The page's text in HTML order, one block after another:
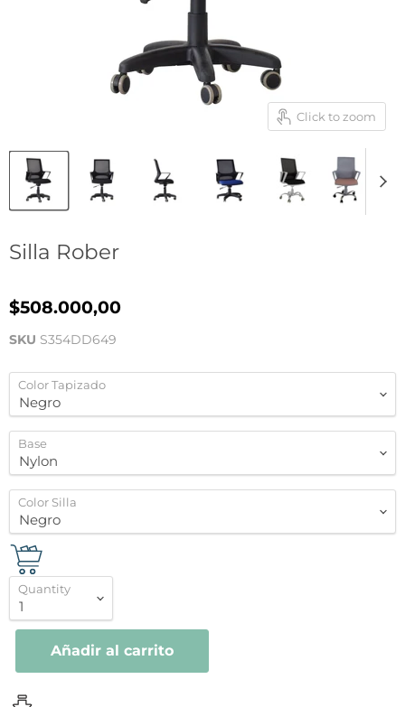
Click to zoom
Silla Rober
$508.000,00
SKU S354DD649
Color Tapizado
Base
Color Silla
Quantity
Añadir al carrito